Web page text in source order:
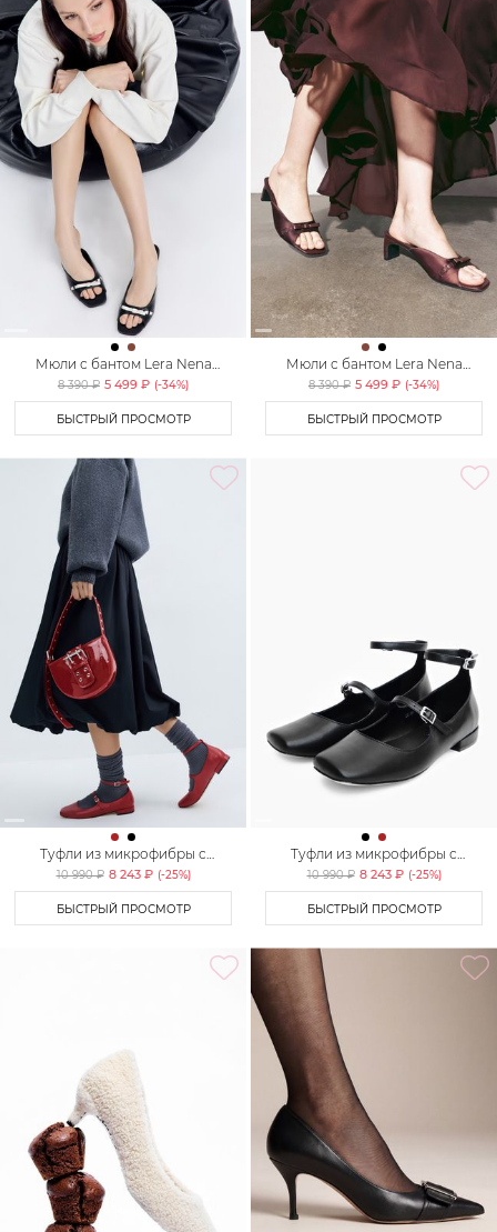
Мюли с бантом Lera Nena
Unreal
8 390 ₽ 5 499 ₽ (-34%)
БЫСТРЫЙ ПРОСМОТР
Мюли с бантом Lera Nena
Unreal
8 390 ₽ 5 499 ₽ (-34%)
БЫСТРЫЙ ПРОСМОТР
Туфли из микрофибры с
ремешками Lera Nena Unreal
10 990 ₽ 8 243 ₽ (-25%)
БЫСТРЫЙ ПРОСМОТР
Туфли из микрофибры с
ремешками Lera Nena Unreal
10 990 ₽ 8 243 ₽ (-25%)
БЫСТРЫЙ ПРОСМОТР